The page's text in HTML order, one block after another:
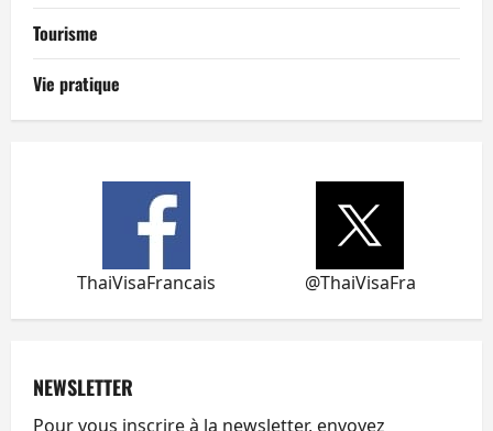
Tourisme
Vie pratique
ThaiVisaFrancais @ThaiVisaFra
NEWSLETTER
Pour vous inscrire à la newsletter, envoyez